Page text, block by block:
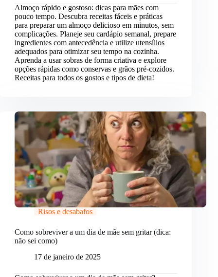
Almoço rápido e gostoso: dicas para mães com
pouco tempo. Descubra receitas fáceis e práticas
para preparar um almoço delicioso em minutos, sem
complicações. Planeje seu cardápio semanal, prepare
ingredientes com antecedência e utilize utensílios
adequados para otimizar seu tempo na cozinha.
Aprenda a usar sobras de forma criativa e explore
opções rápidas como conservas e grãos pré-cozidos.
Receitas para todos os gostos e tipos de dieta!
Risos e desabafos
Como sobreviver a um dia de mãe sem gritar (dica:
não sei como)
17 de janeiro de 2025